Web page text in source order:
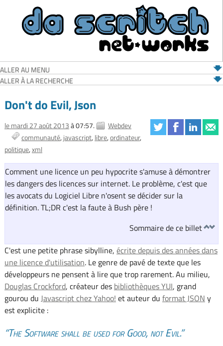
ALLER AU MENU
ALLER À LA RECHERCHE
Don't do Evil, Json
le mardi 27 août 2013à 07:57.
Webdev
communauté javascript libre ordinateur
politique xml
Comment une licence un peu hypocrite s'amuse à démontrer
les dangers des licences sur internet. Le problème, c'est que
les avocats du Logiciel Libre n'osent se décider sur la
définition. TL;DR c'est la faute à Bush père !
Sommaire de ce billet
C'est une petite phrase sibylline, écrite depuis des années dans
une licence d'utilisation. Le genre de pavé de texte que les
développeurs ne pensent à lire que trop rarement. Au milieu,
Douglas Crockford, créateur des bibliothèques YUI, grand
gourou du Javascript chez Yahoo! et auteur du format JSON y
est explicite :
The Software shall be used for Good, not Evil.